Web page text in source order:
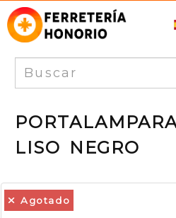
LISO NEGRO
Agotado